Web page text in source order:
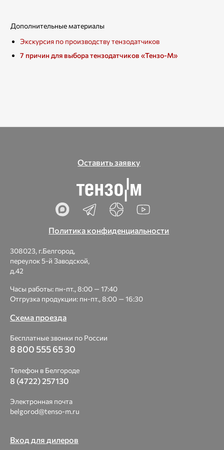
Дополнительные материалы
Экскурсия по производству тензодатчиков
7 причин для выбора тензодатчиков «Тензо-М»
Оставить заявку
Политика конфиденциальности
308023, г.Белгород,
переулок 5-й Заводской,
д.42
Часы работы: пн-пт., 8:00 — 17:40
Отгрузка продукции: пн-пт., 8:00 — 16:30
Схема проезда
Бесплатные звонки по России
8 800 555 65 30
Телефон в Белгороде
8 (4722) 257130
Электронная почта
belgorod@tenso-m.ru
Вход для дилеров